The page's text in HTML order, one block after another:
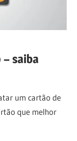
saiba
um cartão de
que melhor